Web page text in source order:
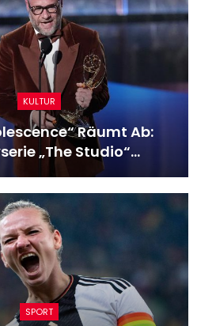
GESUNDHEIT
Suche Nach
Nach Absturz…
KULTUR